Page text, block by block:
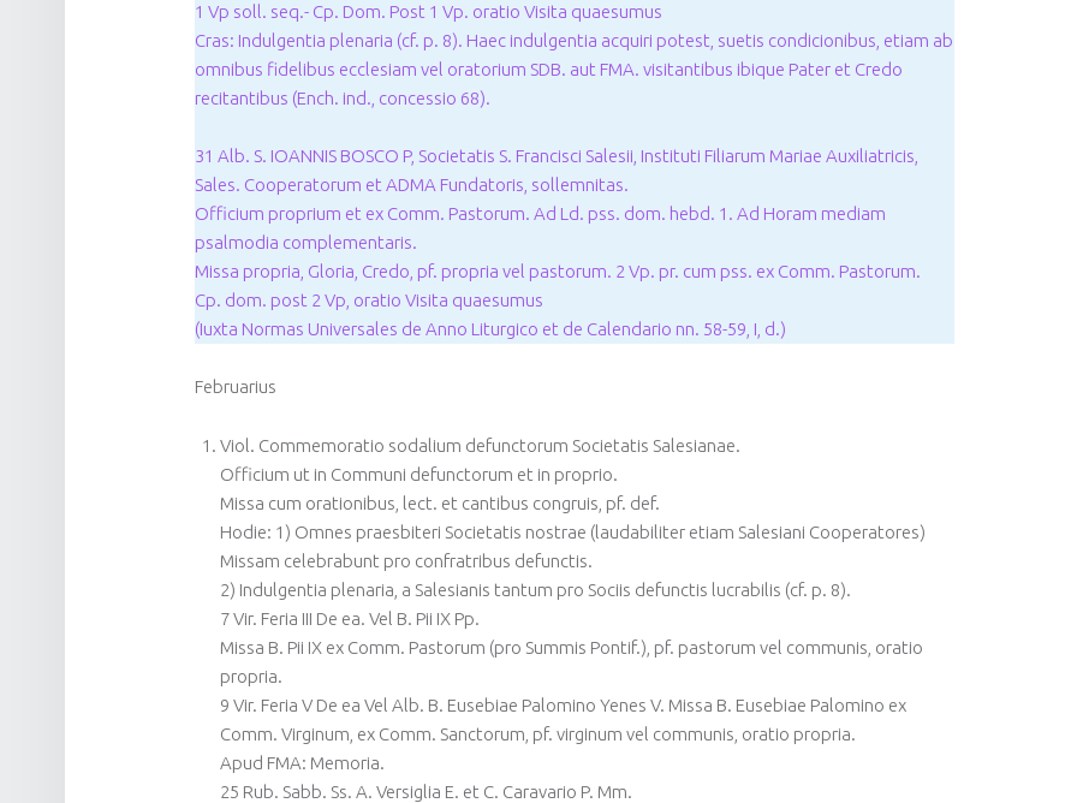
1 Vp soll. seq.- Cp. Dom. Post 1 Vp. oratio Visita quaesumus
Cras: Indulgentia plenaria (cf. p. 8). Haec indulgentia acquiri potest, suetis condicionibus, etiam ab
omnibus fidelibus ecclesiam vel oratorium SDB. aut FMA. visitantibus ibique Pater et Credo
recitantibus (Ench. ind., concessio 68).
31 Alb. S. IOANNIS BOSCO P, Societatis S. Francisci Salesii, Instituti Filiarum Mariae Auxiliatricis,
Sales. Cooperatorum et ADMA Fundatoris, sollemnitas.
Officium proprium et ex Comm. Pastorum. Ad Ld. pss. dom. hebd. 1. Ad Horam mediam
psalmodia complementaris.
Missa propria, Gloria, Credo, pf. propria vel pastorum. 2 Vp. pr. cum pss. ex Comm. Pastorum.
Cp. dom. post 2 Vp, oratio Visita quaesumus
(Iuxta Normas Universales de Anno Liturgico et de Calendario nn. 58-59, I, d.)
Februarius
Viol. Commemoratio sodalium defunctorum Societatis Salesianae.
Officium ut in Communi defunctorum et in proprio.
Missa cum orationibus, lect. et cantibus congruis, pf. def.
Hodie: 1) Omnes praesbiteri Societatis nostrae (laudabiliter etiam Salesiani Cooperatores)
Missam celebrabunt pro confratribus defunctis.
2) Indulgentia plenaria, a Salesianis tantum pro Sociis defunctis lucrabilis (cf. p. 8).
7 Vir. Feria III De ea. Vel B. Pii IX Pp.
Missa B. Pii IX ex Comm. Pastorum (pro Summis Pontif.), pf. pastorum vel communis, oratio
propria.
9 Vir. Feria V De ea Vel Alb. B. Eusebiae Palomino Yenes V. Missa B. Eusebiae Palomino ex
Comm. Virginum, ex Comm. Sanctorum, pf. virginum vel communis, oratio propria.
Apud FMA: Memoria.
25 Rub. Sabb. Ss. A. Versiglia E. et C. Caravario P. Mm.